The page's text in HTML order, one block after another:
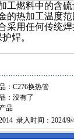
工燃料中的含
的热加工温度
采用任何传统
焊。
： C276换热管
：没有了
品
录入时间：2024/9/